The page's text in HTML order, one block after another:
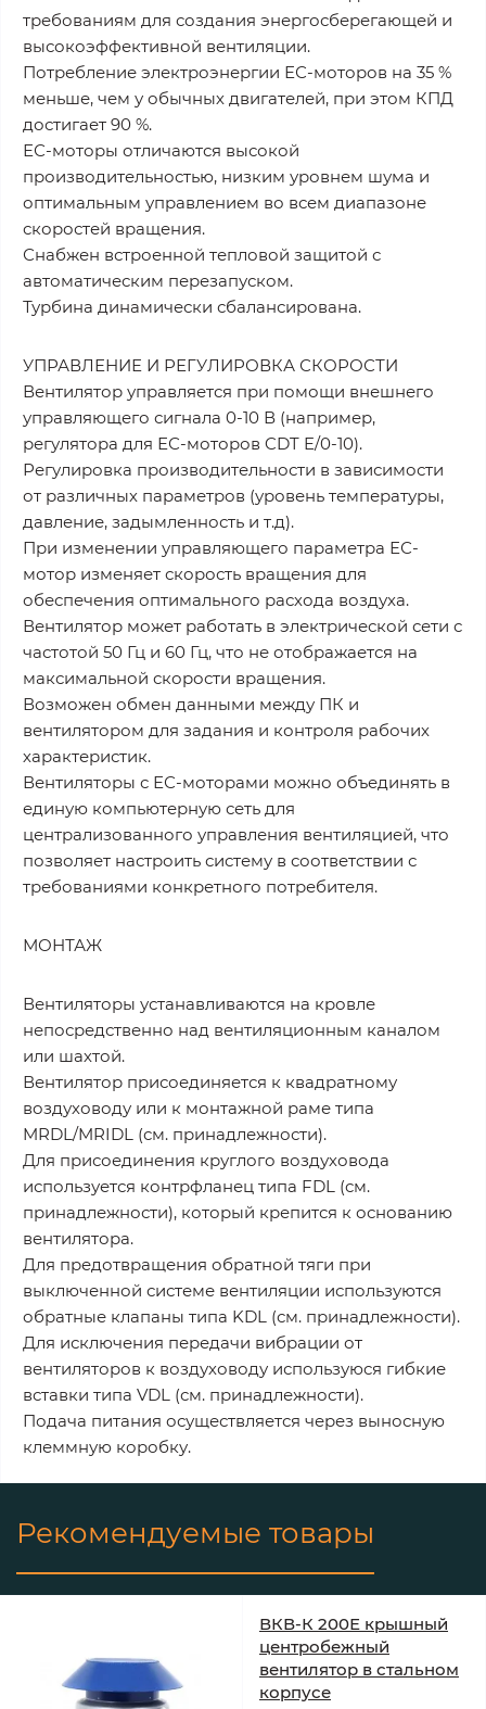
требованиям для создания энергосберегающей и
высокоэффективной вентиляции.
Потребление электроэнергии ЕС-моторов на 35 %
меньше, чем у обычных двигателей, при этом КПД
достигает 90 %.
ЕС-моторы отличаются высокой
производительностью, низким уровнем шума и
оптимальным управлением во всем диапазоне
скоростей вращения.
Снабжен встроенной тепловой защитой с
автоматическим перезапуском.
Турбина динамически сбалансирована.
УПРАВЛЕНИЕ И РЕГУЛИРОВКА СКОРОСТИ
Вентилятор управляется при помощи внешнего
управляющего сигнала 0-10 В (например,
регулятора для ЕС-моторов CDT E/0-10).
Регулировка производительности в зависимости
от различных параметров (уровень температуры,
давление, задымленность и т.д).
При изменении управляющего параметра ЕС-
мотор изменяет скорость вращения для
обеспечения оптимального расхода воздуха.
Вентилятор может работать в электрической сети с
частотой 50 Гц и 60 Гц, что не отображается на
максимальной скорости вращения.
Возможен обмен данными между ПК и
вентилятором для задания и контроля рабочих
характеристик.
Вентиляторы с ЕС-моторами можно объединять в
единую компьютерную сеть для
централизованного управления вентиляцией, что
позволяет настроить систему в соответствии с
требованиями конкретного потребителя.
МОНТАЖ
Вентиляторы устанавливаются на кровле
непосредственно над вентиляционным каналом
или шахтой.
Вентилятор присоединяется к квадратному
воздуховоду или к монтажной раме типа
MRDL/MRIDL (см. принадлежности).
Для присоединения круглого воздуховода
используется контрфланец типа FDL (см.
принадлежности), который крепится к основанию
вентилятора.
Для предотвращения обратной тяги при
выключенной системе вентиляции используются
обратные клапаны типа KDL (см. принадлежности).
Для исключения передачи вибрации от
вентиляторов к воздуховоду используюся гибкие
вставки типа VDL (см. принадлежности).
Подача питания осуществляется через выносную
клеммную коробку.
Рекомендуемые товары
ВКВ-К 200Е крышный
центробежный
вентилятор в стальном
корпусе